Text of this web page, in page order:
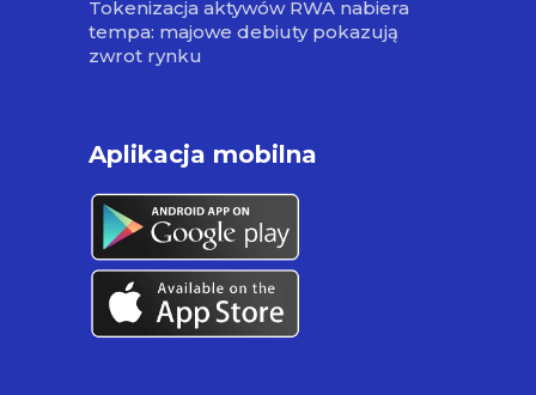
Tokenizacja aktywów RWA nabiera
tempa: majowe debiuty pokazują
zwrot rynku
Aplikacja mobilna